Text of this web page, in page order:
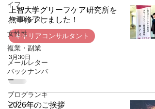
イフ
メールレター
女性性
複業・副業
メールレター
バックナンバ
ー
ブログランキ
ング
上智大学グリーフケア研究所を
無事修了しました！
キャリアコンサルタント
3月30日
2026年のご挨拶